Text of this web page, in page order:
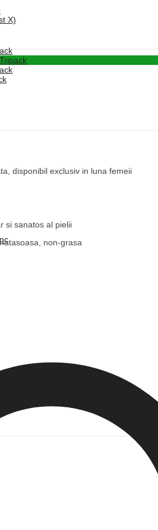
X)
disponibil exclusiv in luna femeii
si sanatos al pielii
non-grasa